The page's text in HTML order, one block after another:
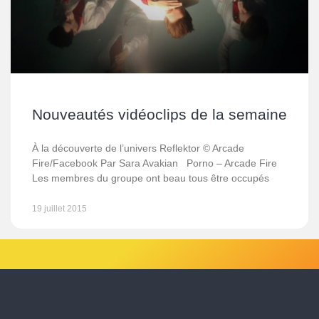
Nouveautés vidéoclips de la semaine
À la découverte de l’univers Reflektor © Arcade
Fire/Facebook Par Sara Avakian Porno – Arcade Fire
Les membres du groupe ont beau tous être occupés
19 juillet 2015